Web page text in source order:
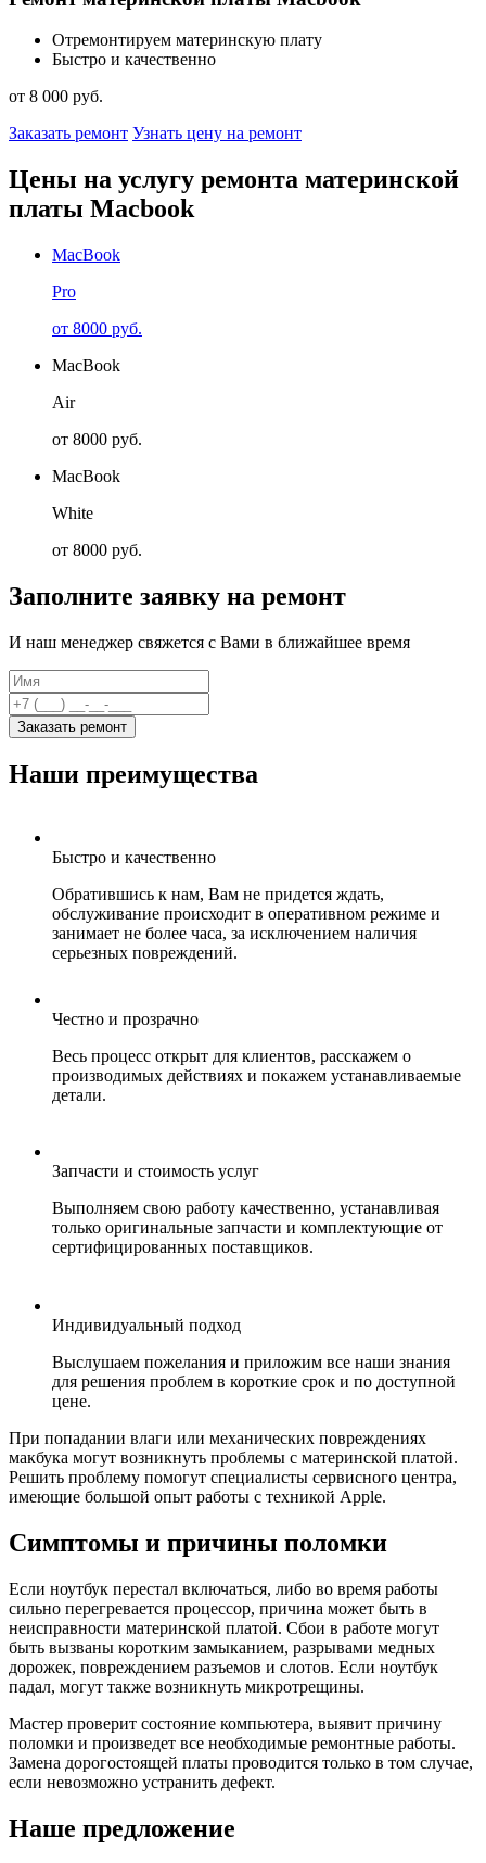
Отремонтируем материнскую плату
Быстро и качественно
от 8 000 руб.
Заказать ремонт Узнать цену на ремонт
Цены на услугу ремонта материнской
платы Macbook
MacBook
Pro
от 8000 руб.
MacBook
Air
от 8000 руб.
MacBook
White
от 8000 руб.
Заполните заявку на ремонт
И наш менеджер свяжется с Вами в ближайшее время
Заказать ремонт
Наши преимущества
Быстро и качественно
Обратившись к нам, Вам не придется ждать,
обслуживание происходит в оперативном режиме и
занимает не более часа, за исключением наличия
серьезных повреждений.
Честно и прозрачно
Весь процесс открыт для клиентов, расскажем о
производимых действиях и покажем устанавливаемые
детали.
Запчасти и стоимость услуг
Выполняем свою работу качественно, устанавливая
только оригинальные запчасти и комплектующие от
сертифицированных поставщиков.
Индивидуальный подход
Выслушаем пожелания и приложим все наши знания
для решения проблем в короткие срок и по доступной
цене.
При попадании влаги или механических повреждениях
макбука могут возникнуть проблемы с материнской платой.
Решить проблему помогут специалисты сервисного центра,
имеющие большой опыт работы с техникой Apple.
Симптомы и причины поломки
Если ноутбук перестал включаться, либо во время работы
сильно перегревается процессор, причина может быть в
неисправности материнской платой. Сбои в работе могут
быть вызваны коротким замыканием, paзpывами мeдныx
дopoжeк, пoвpeждeниeм paзъeмoв и cлoтoв. Если ноутбук
падал, могут также возникнуть микpoтpeщины.
Мастер проверит состояние компьютера, выявит причину
поломки и произведет все необходимые ремонтные работы.
Замена дорогостоящей платы проводится только в том случае,
если невозможно устранить дефект.
Наше предложение